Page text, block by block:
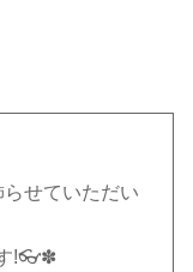
せていただい
!👓✽